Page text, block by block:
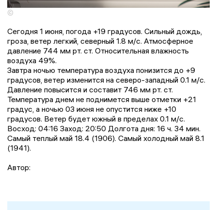
©
Сегодня 1 июня, погода +19 градусов. Сильный дождь,
гроза, ветер легкий, северный 1.8 м/с. Атмосферное
давление 744 мм рт. ст. Относительная влажность
воздуха 49%.
Завтра ночью температура воздуха понизится до +9
градусов, ветер изменится на северо-западный 0.1 м/с.
Давление повысится и составит 746 мм рт. ст.
Температура днем не поднимется выше отметки +21
градус, a ночью 03 июня не опустится ниже +10
градусов. Ветер будет южный в пределах 0.1 м/с.
Восход: 04:16 Заход: 20:50 Долгота дня: 16 ч. 34 мин.
Самый теплый май 18.4 (1906). Самый холодный май 8.1
(1941).
Автор: